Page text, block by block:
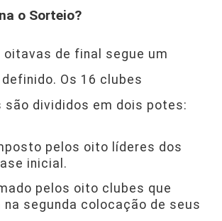
o Sorteio?
oitavas de final segue um
Os 16 clubes
divididos em dois potes:
pelos oito líderes dos
inicial.
pelos oito clubes que
segunda colocação de seus